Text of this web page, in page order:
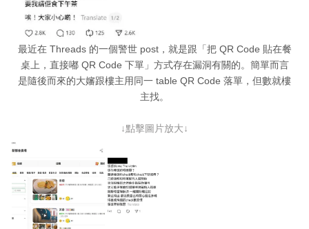
最近在 Threads 的一個警世 post，就是跟「把 QR Code 貼在餐
桌上，直接嘟 QR Code 下單」方式存在漏洞有關的。簡單而言
是隨後而來的大嬸跟樓主用同一 table QR Code 落單，但數就樓
主找。
↓點擊圖片放大↓